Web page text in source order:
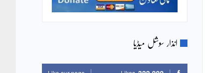
انذار سوشل میڈیا